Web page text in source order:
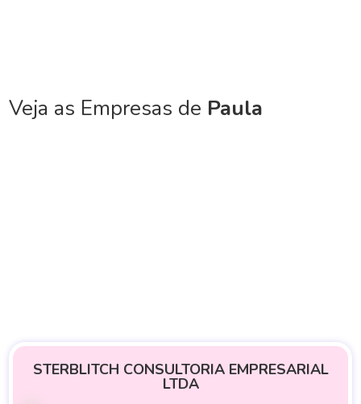
Veja as Empresas de Paula
STERBLITCH CONSULTORIA EMPRESARIAL
LTDA